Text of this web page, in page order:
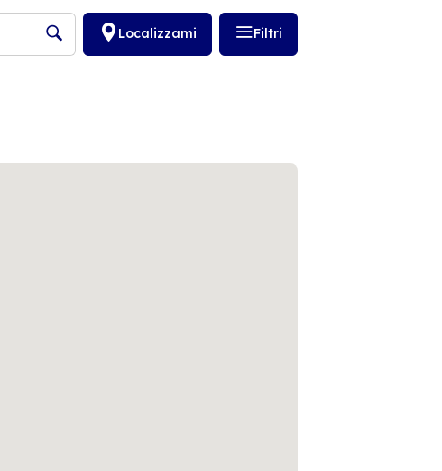
Localizzami Filtri